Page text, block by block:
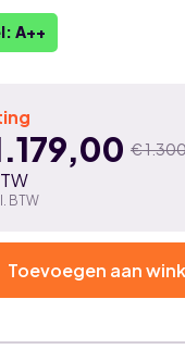
A++
€
BTW
Toevoegen aan